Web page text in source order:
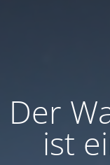
Der
ist